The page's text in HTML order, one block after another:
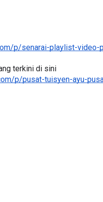
p/senarai-playlist-video-
terkini di sini
p/pusat-tuisyen-ayu-